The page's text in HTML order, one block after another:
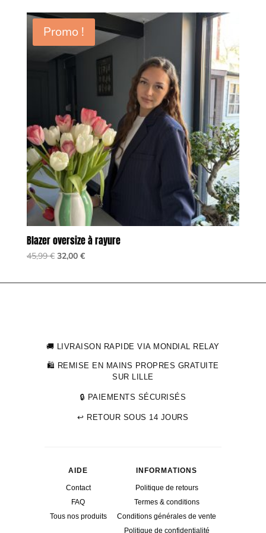
Promo !
Blazer oversize à rayure
45,99€ Le
initial
32,00 €Le
actuel
🚚 LIVRAISON RAPIDE VIA MONDIAL RELAY
🛍 REMISE EN MAINS PROPRES GRATUITE
SUR LILLE
🔒 PAIEMENTS SÉCURISÉS
↩ RETOUR SOUS 14 JOURS
AIDE
Contact
FAQ
Tous nos produits
INFORMATIONS
Politique de retours
Termes & conditions
Conditions générales de vente
Politique de confidentialité